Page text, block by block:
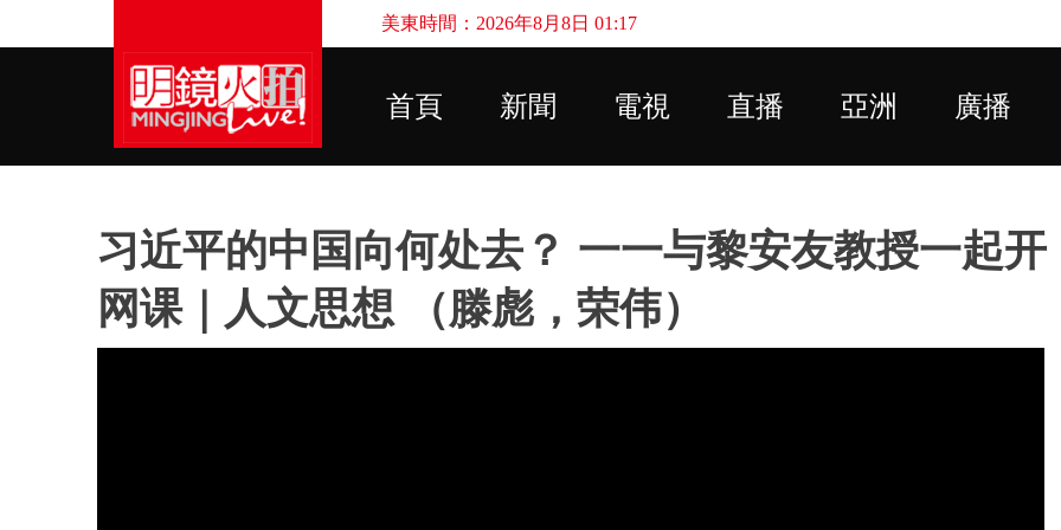
美東時間：2026年8月8日 01:17
首頁 新聞 電視 直播 亞洲 廣播
习近平的中国向何处去？ 一一与黎安友教授一起开
网课｜人文思想 （滕彪，荣伟）